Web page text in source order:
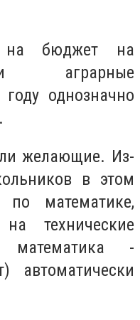
на бюджет на
аграрные
однозначно
желающие. Из-
в этом
математике,
технические
математика -
автоматически